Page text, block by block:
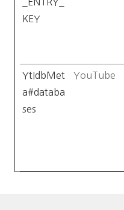
KEY
YtIdbMet
a#databa
ses
YouTube